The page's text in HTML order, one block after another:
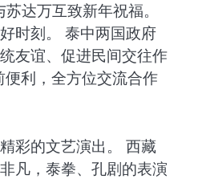
达万互致新年祝福。
时刻。 泰中两国政府
友谊、促进民间交往作
利，全方位交流合作
彩的文艺演出。 西藏
凡，泰拳、孔剧的表演